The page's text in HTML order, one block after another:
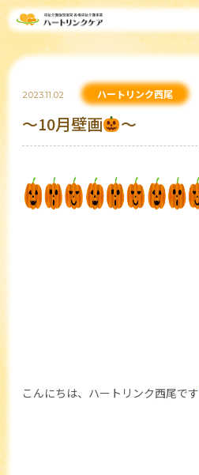
2023.11.02 ハートリンク西尾
～10月壁画 ～
こんにちは、ハートリンク西尾です